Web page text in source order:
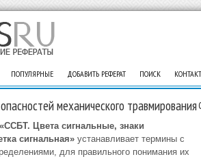
ПОПУЛЯРНЫЕ ДОБАВИТЬ РЕФЕРАТ ПОИСК
механического травмирования
Цвета сигнальные, знаки
сигнальная» устанавливает термины с
для правильного понимания их